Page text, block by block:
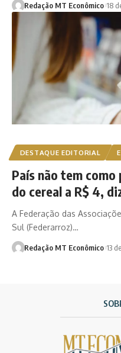
Redação MT Econômico 18
DESTAQUE EDITORIAL
País não tem
do cereal a R$ 4,
A Federação das
Sul (Federarroz)…
Redação MT Econômico 13